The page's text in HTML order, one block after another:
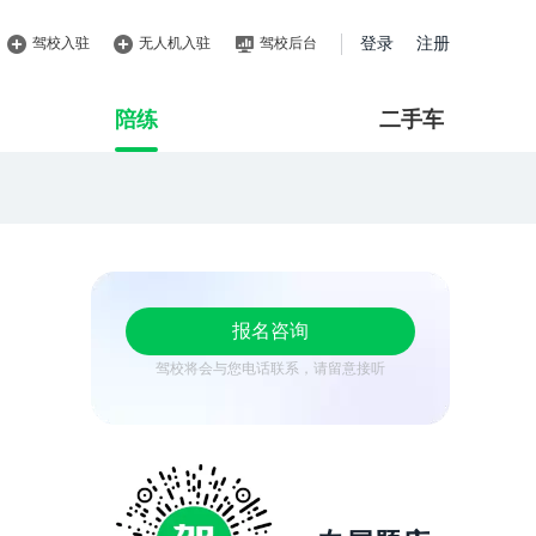
驾校入驻 无人机入驻 驾校后台 登录 注册
陪练 二手车
报名咨询
驾校将会与您电话联系，请留意接听